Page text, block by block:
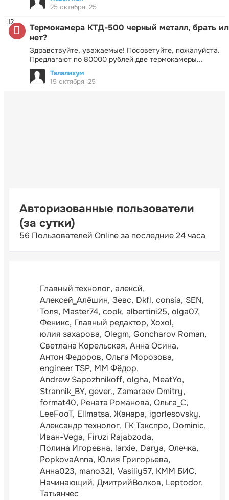
25 октября '25
Термокамера КТД-500 черный металл, брать
нет?
Здравствуйте, уважаемые! Посоветуйте, пожалуйста.
Предлагают по 80000 рублей две термокамеры...
2
Талалихум
15 октября '25
Авторизованные пользователи
(за сутки)
56 Пользователей Online за последние 24 часа
Главный технолог алексй
Алексей_Алёшин Зевс Dkfl consia SEN
Толя Master74 cook albertini25 olga07
Феникс Главный редактор Xoxol
юлия захарова Olegm Goncharov Roman
Светлана Корельская Анна Осина
Антон Федоров Ольга Морозова
engineer TSP ММ Фёдор
Andrew Sapozhnikoff olgha MeatYo
Strannik_BY gever. Zamaraev Dmitry
format40 Рената Романова Ольга_С
LeeFooT Ellmatsa Жанара igorlesovsky
Александр технолог ГК Тэкспро Dominic
Иван-Vega Firuzi Rajabzoda
Полина Игоревна larxie Darya Олечка
PopkovaAnna Юлия Григорьева
Анна023 mano321 Vasiliy57 КММ БИС
Начинающий ДмитрийВолков Leptodor
Татьянчес